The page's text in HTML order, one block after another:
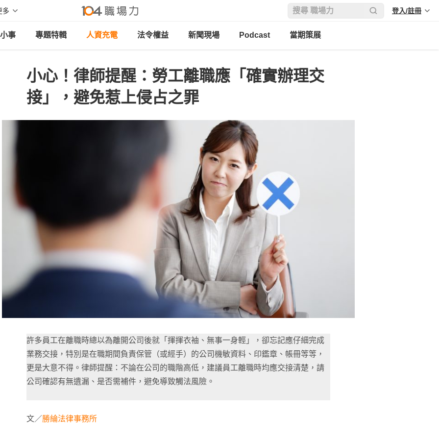
多 登入/註冊
事 專題特輯 人資充電 法令權益 新聞現場 Podcast 當期策展
小心！律師提醒：勞工離職應「確實辦理交
接」，避免惹上侵占之罪
許多員工在離職時總以為離開公司後就「揮揮衣袖、無事一身輕」，卻忘記應仔細完成
業務交接，特別是在職期間負責保管（或經手）的公司機敏資料、印鑑章、帳冊等等，
更是大意不得。律師提醒：不論在公司的職階高低，建議員工離職時均應交接清楚，請
公司確認有無遺漏、是否需補件，避免導致觸法風險。
文／勝綸法律事務所